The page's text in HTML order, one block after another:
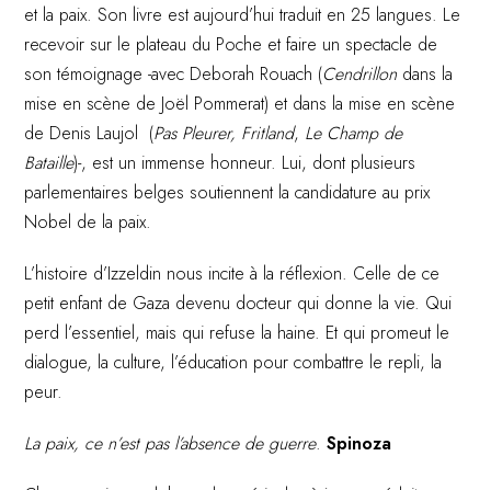
et la paix. Son livre est aujourd’hui traduit en 25 langues. Le
recevoir sur le plateau du Poche et faire un spectacle de
son témoignage -avec Deborah Rouach (Cendrillon dans la
mise en scène de Joël Pommerat) et dans la mise en scène
de Denis Laujol (Pas Pleurer, Fritland, Le Champ de
Bataille)-, est un immense honneur. Lui, dont plusieurs
parlementaires belges soutiennent la candidature au prix
Nobel de la paix.
L’histoire d’Izzeldin nous incite à la réflexion. Celle de ce
petit enfant de Gaza devenu docteur qui donne la vie. Qui
perd l’essentiel, mais qui refuse la haine. Et qui promeut le
dialogue, la culture, l’éducation pour combattre le repli, la
peur.
La paix, ce n’est pas l’absence de guerre.Spinoza